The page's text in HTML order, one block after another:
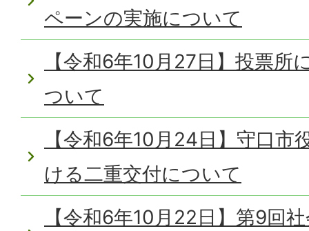
ペーンの実施について
【令和6年10月27日】投票所
ついて
【令和6年10月24日】守口市
ける二重交付について
【令和6年10月22日】第9回